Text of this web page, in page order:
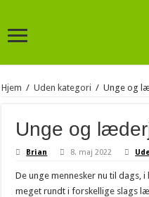
Hjem / Uden kategori / Unge og
Unge og
Brian 8. maj 2022
De unge mennesker nu til dags,
meget rundt i forskellige slags